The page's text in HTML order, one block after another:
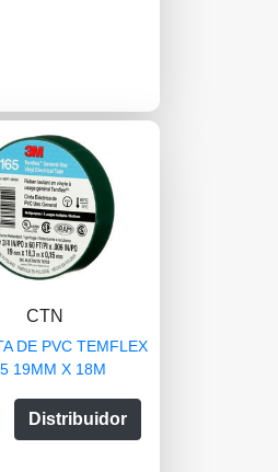
CTN
DE PVC TEMFLEX
19MM X 18M
Distribuidor